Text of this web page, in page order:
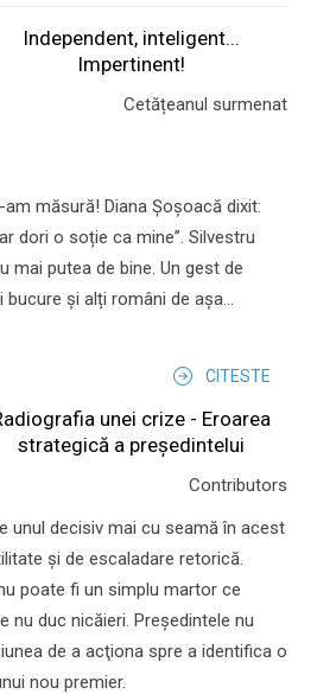
Independent, inteligent...
Impertinent!
Cetățeanul surmenat
măsură! Diana Șoșoacă dixit:
dori o soție ca mine”. Silvestru
mai putea de bine. Un gest de
și alți români de așa...
CITESTE
unei crize - Eroarea
strategică a președintelui
Contributors
unul decisiv mai cu seamă în acest
şi de escaladare retorică.
poate fi un simplu martor ce
nu duc nicăieri. Preşedintele nu
de a acţiona spre a identifica o
nou premier.